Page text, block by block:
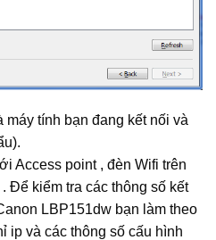
máy tính bạn đang kết nối và
Access point , đèn Wifi trên
Để kiểm tra các thông số kết
LBP151dw bạn làm theo
ip và các thông số cấu hình